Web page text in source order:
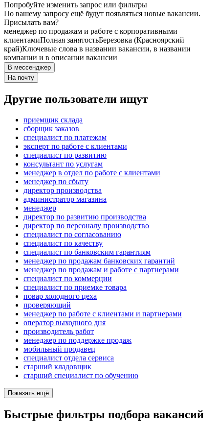
Попробуйте изменить запрос или фильтры
По вашему запросу ещё будут появляться новые вакансии.
Присылать вам?
менеджер по продажам и работе с корпоративными
клиентамиПолная занятостьБерезовка (Красноярский
край)Ключевые слова в названии вакансии, в названии
компании и в описании вакансии
В мессенджер
На почту
Другие пользователи ищут
приемщик склада
сборщик заказов
специалист по платежам
эксперт по работе с клиентами
специалист по развитию
консультант по услугам
менеджер в отдел по работе с клиентами
менеджер по сбыту
директор производства
администратор магазина
менеджер
директор по развитию производства
директор по персоналу производство
специалист по согласованию
специалист по качеству
специалист по банковским гарантиям
менеджер по продажам банковских гарантий
менеджер по продажам и работе с партнерами
специалист по коммерции
специалист по приемке товара
повар холодного цеха
проверяющий
менеджер по работе с клиентами и партнерами
оператор выходного дня
производитель работ
менеджер по поддержке продаж
мобильный продавец
специалист отдела сервиса
старший кладовщик
старший специалист по обучению
Показать ещё
Быстрые фильтры подбора вакансий